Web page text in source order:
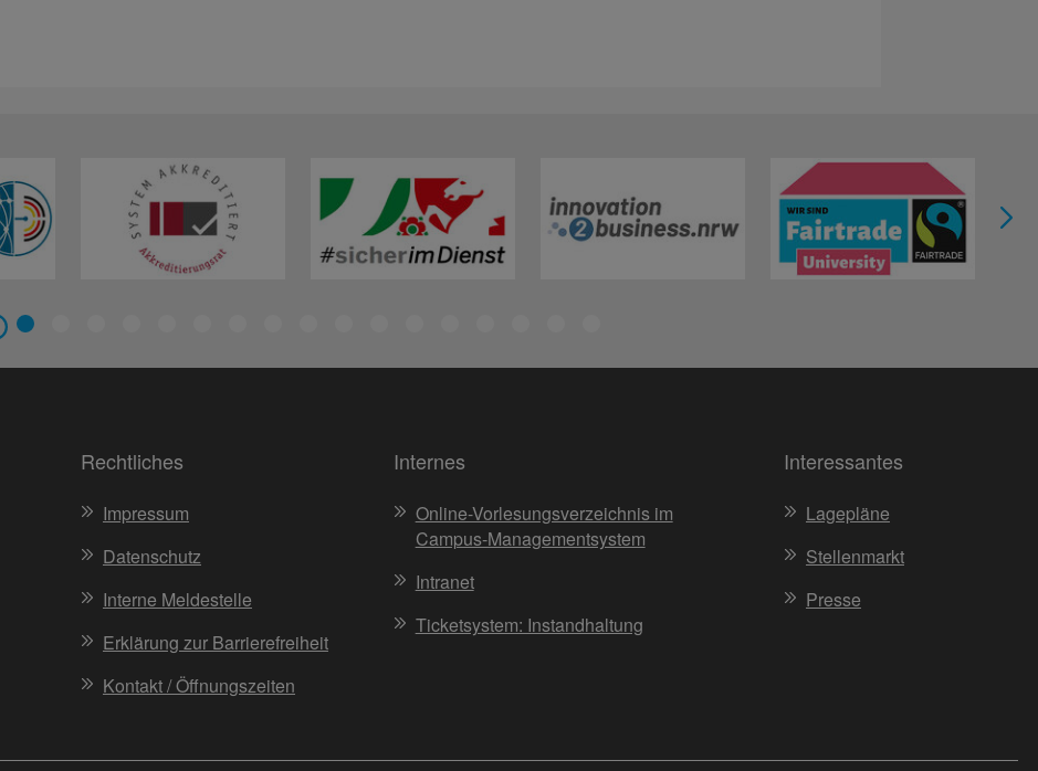
Rechtliches
Impressum
Datenschutz
Interne Meldestelle
Erklärung zur Barrierefreiheit
Kontakt / Öffnungszeiten
Internes
Online-Vorlesungsverzeichnis im
Campus-Managementsystem
Intranet
Ticketsystem: Instandhaltung
Interessantes
Lagepläne
Stellenmarkt
Presse